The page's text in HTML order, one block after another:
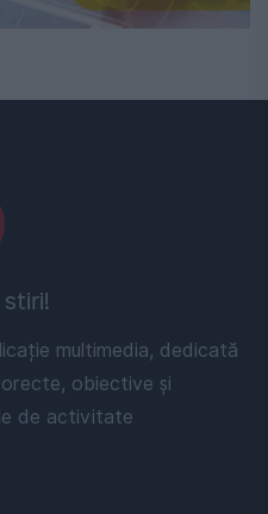
multimedia, dedicată
obiective și
de activitate